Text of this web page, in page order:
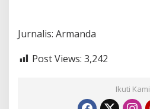
Jurnalis: Armanda
Post Views: 3,242
Ikuti Kami